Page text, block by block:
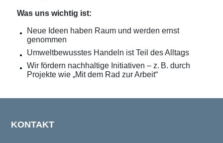
Was uns wichtig ist:
Neue Ideen haben Raum und werden ernst
genommen
Umweltbewusstes Handeln ist Teil des Alltags
Wir fördern nachhaltige Initiativen – z. B. durch
Projekte wie „Mit dem Rad zur Arbeit“
KONTAKT